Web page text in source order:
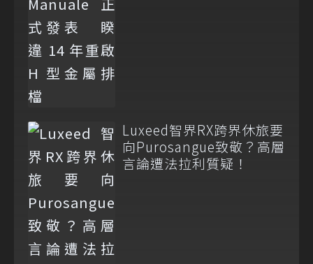
Luxeed智界RX跨界休旅要
向Purosangue致敬？高層
言論遭法拉利質疑！